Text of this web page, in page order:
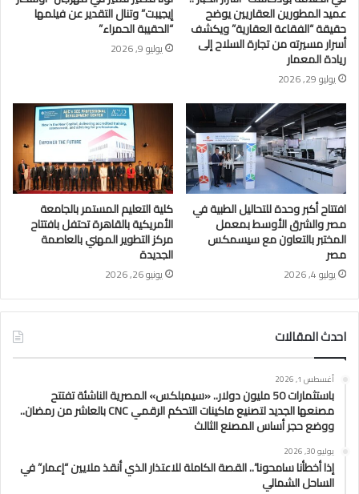
عميد المطورين العقاريين يوضح
حقيقة “الفقاعة العقارية” ويكشف
أسرار مسيرته من تجارة السلاح إلى
ريادة المعمار
يوليو 29, 2026
إيجيبت” وتنال التقدير عن فيلمها
“الحقيبة الحمراء”
يوليو 9, 2026
افتتاح أكبر وحدة للتحاليل الطبية في
مصر والشرق الأوسط بمعمل
المختبر بالتعاون مع سيسمكس
مصر
يوليو 4, 2026
كلية التعليم المستمر بالجامعة
الأمريكية بالقاهرة تحتفل بافتتاح
مركز التطوير المهني بالعاصمة
الجديدة
يونيو 26, 2026
احدث المقالات
أغسطس 1, 2026
باستثمارات 50 مليون دولار.. «سيمبلكس» المصرية الناشئة تفتتح
مصنعها الجديد لتصنيع ماكينات التحكم الرقمي CNC بالعاشر من رمضان..
ووضع حجر أساس المصنع الثالث
يوليو 30, 2026
إذا أخطأنا سامحونا”.. القصة الكاملة للاعتذار الذي أنقذ ملايين “إعمار” في
الساحل الشمالي